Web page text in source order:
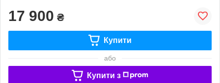
17 900 ₴
Купити
або
Купити з